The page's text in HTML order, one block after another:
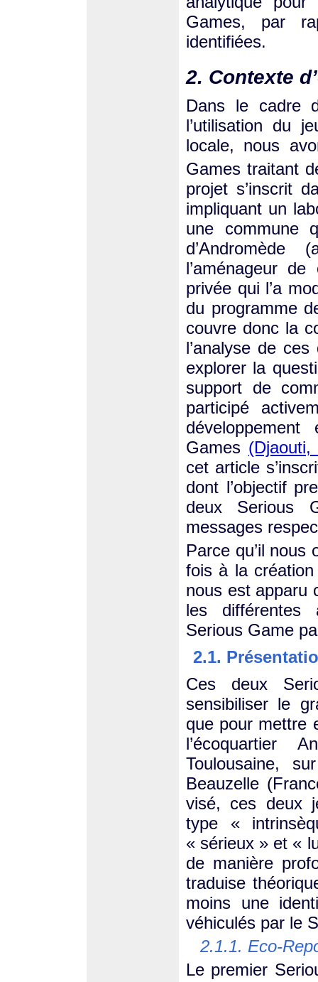
Games, par
identifiées.
2. Contexte
Dans le cadre
l’utilisation du
locale, nous
Games traitant
projet s’inscrit
impliquant un
une commune
l’aménageur
privée qui l’a
du programme
couvre donc la
l’analyse de
explorer la
support de
participé
Games (Djaouti,
cet article
dont l’objectif
deux Serious
messages
Parce qu’il
fois à la
nous est apparu
les différentes
Serious Game
2.1.
Ces deux
sensibiliser le
que pour mettre
l’écoquartier
Toulousaine,
Beauzelle
visé, ces deux
type «
« sérieux » et «
de manière
traduise
moins une
véhiculés par le
2.1.1. Eco-
Le premier